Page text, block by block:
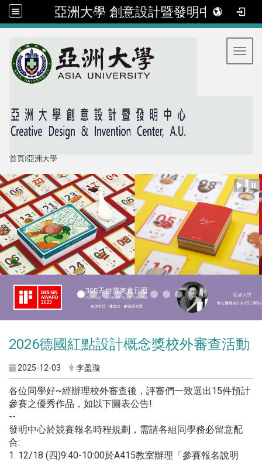
亞洲大學 創意設計暨發明中心
首頁I亞洲大學
2026德國紅點設計概念獎校外審查活動
2025-12-03 李盈璇
各位同學好~經辦理校外審查後，評審們一致選出15件預計
參賽之優秀作品，如以下圖表公告!
--
發明中心於競賽報名時程規劃，需請各組同學務必留意配
合:
1. 12/18 (四)9:40-10:00於A415教室辦理「參賽報名說明